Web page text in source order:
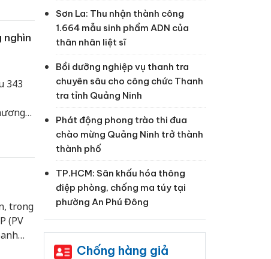
nghìn
343
trong
(PV
Sơn La: Thu nhận thành công
1.664 mẫu sinh phẩm ADN của
thân nhân liệt sĩ
Bồi dưỡng nghiệp vụ thanh tra
chuyên sâu cho công chức Thanh
tra tỉnh Quảng Ninh
Phát động phong trào thi đua
chào mừng Quảng Ninh trở thành
thành phố
TP.HCM: Sân khấu hóa thông
điệp phòng, chống ma túy tại
phường An Phú Đông
Chống hàng giả